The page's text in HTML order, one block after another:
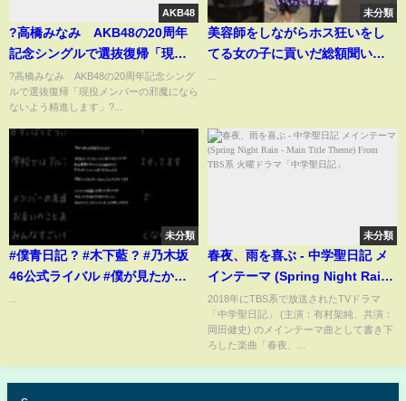
AKB48
?高橋みなみ AKB48の20周年
記念シングルで選抜復帰「現役
メンバーの邪魔にならないよう
精進します」?
?高橋みなみ AKB48の20周年記念シング
ルで選抜復帰「現役メンバーの邪魔になら
ないよう精進します」?...
未分類
美容師をしながらホス狂いをし
てる女の子に貢いだ総額聞いて
未分類
#僕青日記 ? #木下藍 ? #乃木坂
46公式ライバル #僕が見たかっ
未分類
春夜、雨を喜ぶ - 中学聖日記 メ
インテーマ (Spring Night Rain -
Main Title Theme) From TBS系
火曜ドラマ「中学聖日記」
2018年にTBS系で放送されたTVドラマ
「中学聖日記」 (主演：有村架純、共演：
岡田健史) のメインテーマ曲として書き下
ろした楽曲「春夜、...